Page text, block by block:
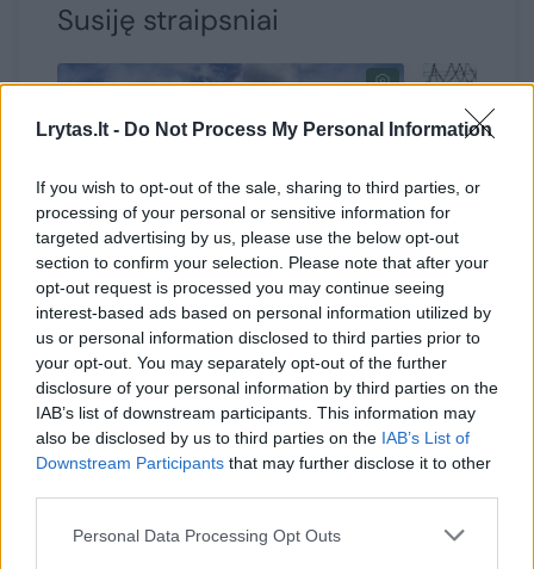
Lrytas.lt - Do Not Process My Personal Information
If you wish to opt-out of the sale, sharing to third parties, or
processing of your personal or sensitive information for
targeted advertising by us, please use the below opt-out
section to confirm your selection. Please note that after your
opt-out request is processed you may continue seeing
interest-based ads based on personal information utilized by
us or personal information disclosed to third parties prior to
your opt-out. You may separately opt-out of the further
disclosure of your personal information by third parties on the
IAB’s list of downstream participants. This information may
also be disclosed by us to third parties on the IAB’s List of
Downstream Participants that may further disclose it to other
Personal Data Processing Opt Outs
Susiję straipsniai
„AirBaltic“ paskelbė
populiariausias vasario
mėnesio kryptis: išskyrė tris
miestus
Ginče
derybas